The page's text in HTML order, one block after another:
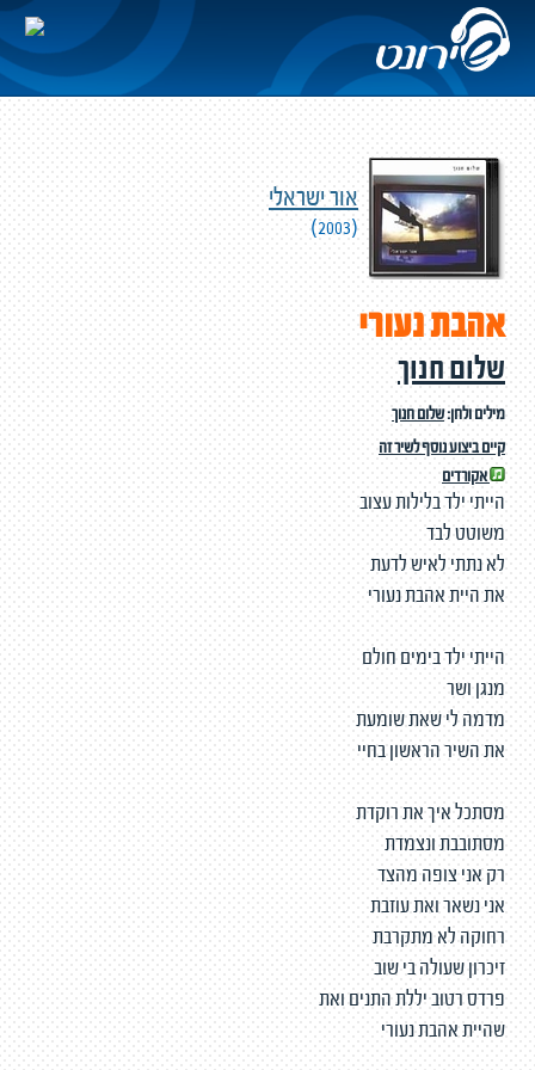
אור ישראלי
(2003)
אהבת נעורי
שלום חנוך
מילים ולחן:שלום חנוך
קיים ביצוע נוסף לשיר זה
אקורדים
הייתי ילד בלילות עצוב
משוטט לבד
לא נתתי לאיש לדעת
את היית אהבת נעורי
הייתי ילד בימים חולם
מנגן ושר
מדמה לי שאת שומעת
את השיר הראשון בחיי
מסתכל איך את רוקדת
מסתובבת ונצמדת
רק אני צופה מהצד
אני נשאר ואת עוזבת
רחוקה לא מתקרבת
זיכרון שעולה בי שוב
פרדס רטוב יללת התנים ואת
שהיית אהבת נעורי